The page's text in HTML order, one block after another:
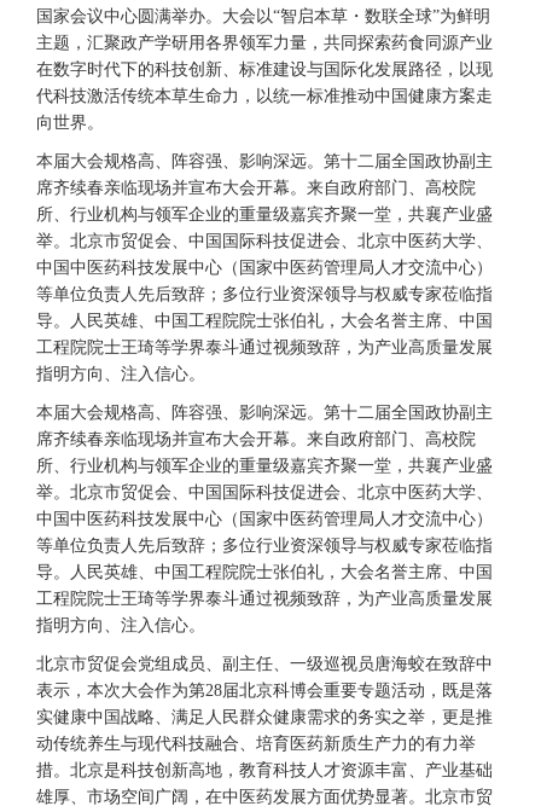
国家会议中心圆满举办。大会以“智启本草・数联全球”为鲜明
主题，汇聚政产学研用各界领军力量，共同探索药食同源产业
在数字时代下的科技创新、标准建设与国际化发展路径，以现
代科技激活传统本草生命力，以统一标准推动中国健康方案走
向世界。
本届大会规格高、阵容强、影响深远。第十二届全国政协副主
席齐续春亲临现场并宣布大会开幕。来自政府部门、高校院
所、行业机构与领军企业的重量级嘉宾齐聚一堂，共襄产业盛
举。北京市贸促会、中国国际科技促进会、北京中医药大学、
中国中医药科技发展中心（国家中医药管理局人才交流中心）
等单位负责人先后致辞；多位行业资深领导与权威专家莅临指
导。人民英雄、中国工程院院士张伯礼，大会名誉主席、中国
工程院院士王琦等学界泰斗通过视频致辞，为产业高质量发展
指明方向、注入信心。
本届大会规格高、阵容强、影响深远。第十二届全国政协副主
席齐续春亲临现场并宣布大会开幕。来自政府部门、高校院
所、行业机构与领军企业的重量级嘉宾齐聚一堂，共襄产业盛
举。北京市贸促会、中国国际科技促进会、北京中医药大学、
中国中医药科技发展中心（国家中医药管理局人才交流中心）
等单位负责人先后致辞；多位行业资深领导与权威专家莅临指
导。人民英雄、中国工程院院士张伯礼，大会名誉主席、中国
工程院院士王琦等学界泰斗通过视频致辞，为产业高质量发展
指明方向、注入信心。
北京市贸促会党组成员、副主任、一级巡视员唐海蛟在致辞中
表示，本次大会作为第28届北京科博会重要专题活动，既是落
实健康中国战略、满足人民群众健康需求的务实之举，更是推
动传统养生与现代科技融合、培育医药新质生产力的有力举
措。北京是科技创新高地，教育科技人才资源丰富、产业基础
雄厚、市场空间广阔，在中医药发展方面优势显著。北京市贸